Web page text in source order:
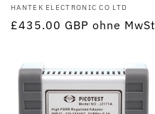
Anbieter:
HANTEK ELECTRONIC CO LTD
Normaler
£435.00 GBP ohne MwSt